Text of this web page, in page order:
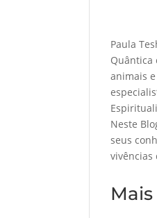
Paula
Quântica
animais
Neste
seus
vivências